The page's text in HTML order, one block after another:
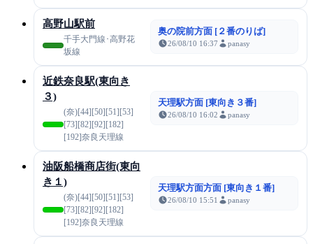
高野山駅前
千手大門線･高野花
坂線
奥の院前方面 [２番のりば]
26/08/10 16:37 panasy
近鉄奈良駅(東向き
３)
(奈)[44][50][51][53]
[73][82][92][182]
[192]奈良天理線
天理駅方面 [東向き３番]
26/08/10 16:02 panasy
油阪船橋商店街(東向
き１)
(奈)[44][50][51][53]
[73][82][92][182]
[192]奈良天理線
天理駅方面方面 [東向き１番]
26/08/10 15:51 panasy